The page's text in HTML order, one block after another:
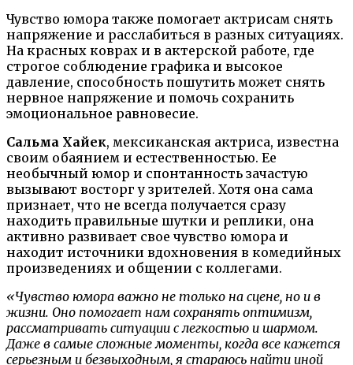
Чувство юмора также помогает актрисам снять
напряжение и расслабиться в разных ситуациях.
На красных коврах и в актерской работе, где
строгое соблюдение графика и высокое
давление, способность пошутить может снять
нервное напряжение и помочь сохранить
эмоциональное равновесие.
Сальма Хайек, мексиканская актриса, известна
своим обаянием и естественностью. Ее
необычный юмор и спонтанность зачастую
вызывают восторг у зрителей. Хотя она сама
признает, что не всегда получается сразу
находить правильные шутки и реплики, она
активно развивает свое чувство юмора и
находит источники вдохновения в комедийных
произведениях и общении с коллегами.
«Чувство юмора важно не только на сцене, но и в
жизни. Оно помогает нам сохранять оптимизм,
рассматривать ситуации с легкостью и шармом.
Даже в самые сложные моменты, когда все кажется
серьезным и безвыходным, я стараюсь найти иной